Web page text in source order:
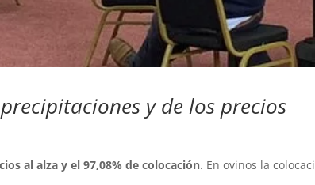
y de los precios
al alza y el 97,08% de colocación. En ovinos la